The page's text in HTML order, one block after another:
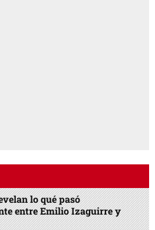
lo qué pasó
entre Emilio Izaguirre y